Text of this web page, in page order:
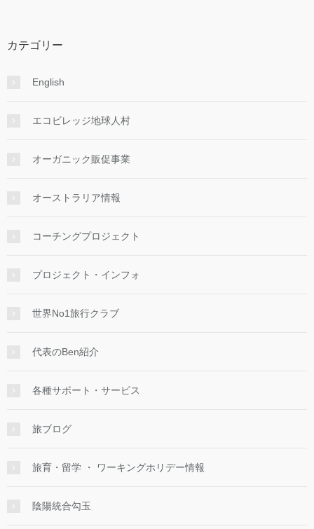
カテゴリー
English
エコビレッジ地球人村
オーガニック販促事業
オーストラリア情報
コーチングプロジェクト
プロジェクト・インフォ
世界No1旅行クラブ
代表のBen紹介
各種サポート・サービス
旅ブログ
旅育・留学 ・ ワーキングホリデー情報
陰陽統合勾玉